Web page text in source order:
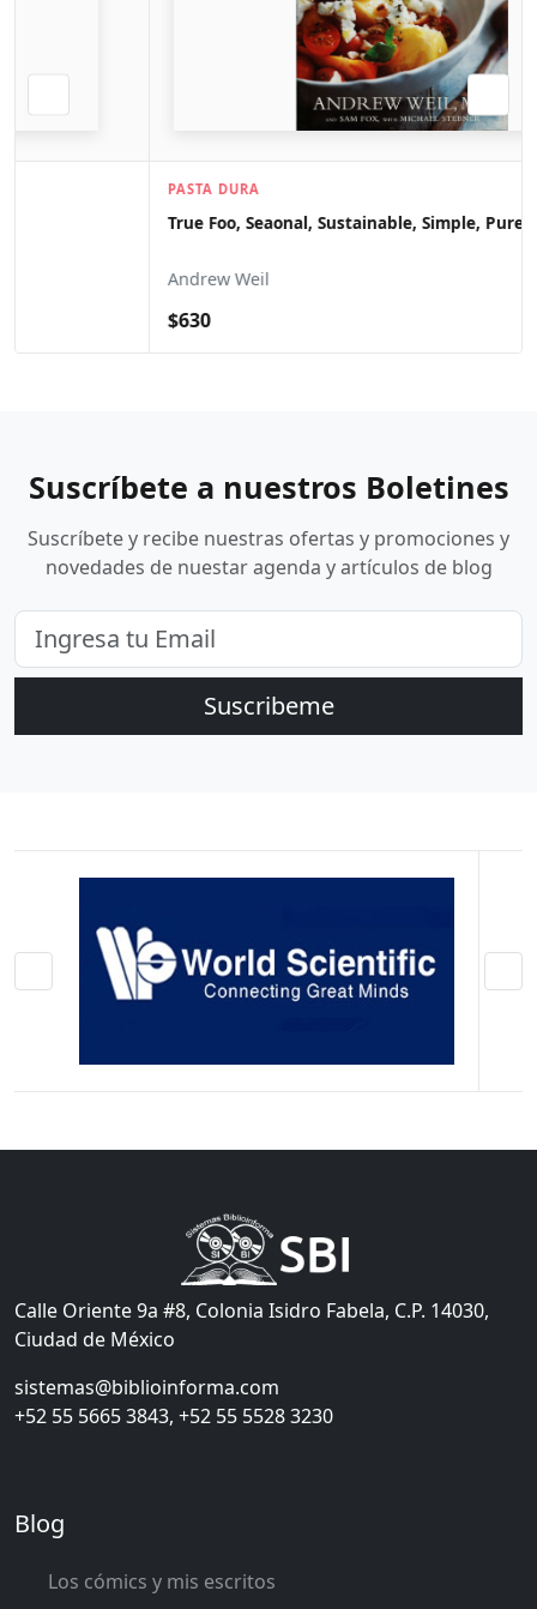
True Foo, Seaonal, Sustainable, Simple, Pure
Suscríbete a nuestros Boletines
Suscríbete y recibe nuestras ofertas y promociones y
novedades de nuestar agenda y artículos de blog
Suscribeme
Calle Oriente 9a #8, Colonia Isidro Fabela, C.P. 14030,
Ciudad de México
sistemas@biblioinforma.com
+52 55 5665 3843, +52 55 5528 3230
Blog
Los cómics y mis escritos